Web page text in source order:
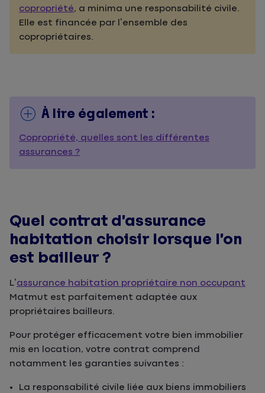
copropriété, a minima une responsabilité civile.
Elle est financée par l’ensemble des
copropriétaires.
À lire également :
Copropriété, quelles sont les différentes
assurances ?
Quel contrat d’assurance
habitation choisir lorsque l’on
est bailleur ?
L’assurance habitation propriétaire non occupant
Matmut est parfaitement adaptée aux
propriétaires bailleurs.
Pour protéger efficacement votre bien immobilier
mis en location, votre contrat comprend
notamment les garanties suivantes :
La responsabilité civile liée aux biens immobiliers